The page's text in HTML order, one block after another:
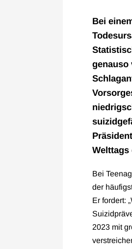
Bei
genauso
Welttags
Bei
der
Er fordert:
2023 mit